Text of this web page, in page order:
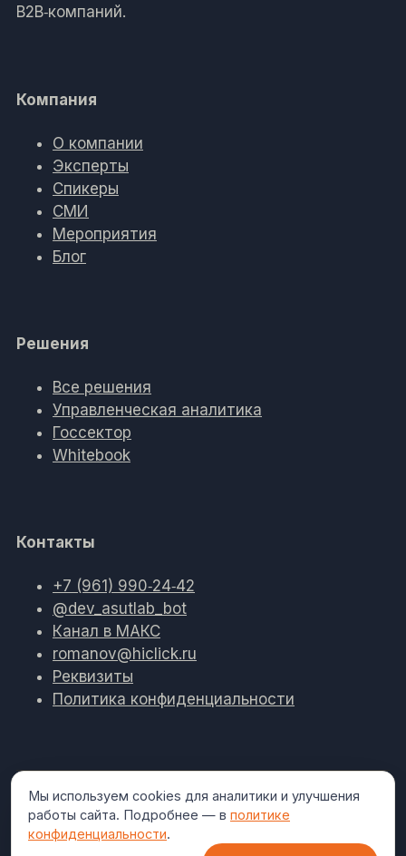
B2B‑компаний.
Компания
О компании
Эксперты
Спикеры
СМИ
Мероприятия
Блог
Решения
Все решения
Управленческая аналитика
Госсектор
Whitebook
Контакты
+7 (961) 990‑24‑42
@dev_asutlab_bot
Канал в МАКС
romanov@hiclick.ru
Реквизиты
Политика конфиденциальности
Работаем
в закрытом
контуре.
Развёртывание на вашем сервере (on-
premise), данные не покидают периметр
организации.
Мы используем cookies для аналитики и улучшения
работы сайта. Подробнее — в политике
конфиденциальности.